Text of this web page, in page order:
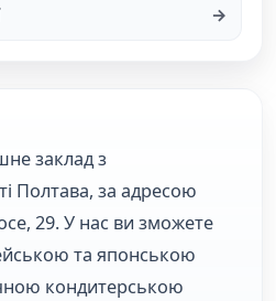
заклад з
Полтава, за адресою
29. У нас ви зможете
та японською
кондитерською